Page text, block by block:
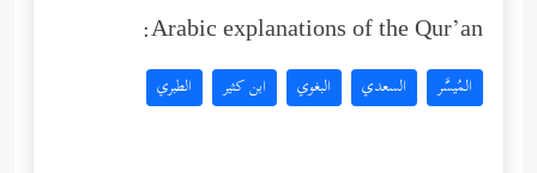
Arabic explanations of the Qur’an:
المُيسَّر السعدي البغوي ابن كثير الطبري